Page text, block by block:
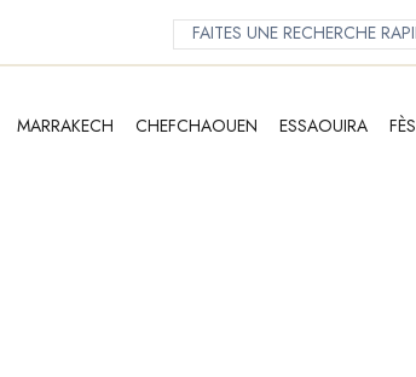
MARRAKECH CHEFCHAOUEN ESSAOUIRA FÈS